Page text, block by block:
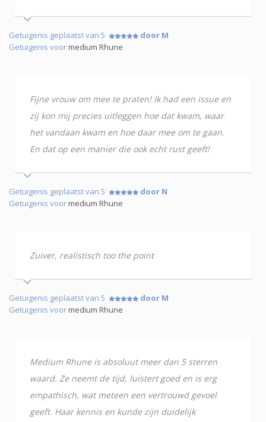
Getuigenis geplaatst van 5
door M
Getuigenis voormedium Rhune
Fijne vrouw om mee te praten! Ik had een issue en
zij kon mij precies uitleggen hoe dat kwam, waar
het vandaan kwam en hoe daar mee om te gaan.
En dat op een manier die ook echt rust geeft!
Getuigenis geplaatst van 5
door N
Getuigenis voormedium Rhune
Zuiver, realistisch too the point
Getuigenis geplaatst van 5
door M
Getuigenis voormedium Rhune
Medium Rhune is absoluut meer dan 5 sterren
waard. Ze neemt de tijd, luistert goed en is erg
empathisch, wat meteen een vertrouwd gevoel
geeft. Haar kennis en kunde zijn duidelijk